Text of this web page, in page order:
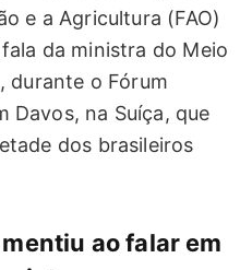
e a Agricultura (FAO)
da ministra do Meio
durante o Fórum
Davos, na Suíça, que
dos brasileiros
ao falar em